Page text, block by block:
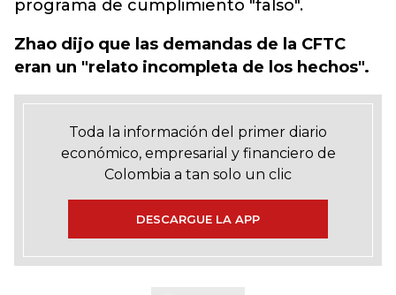
programa de cumplimiento "falso".
Zhao dijo que las demandas de la CFTC
eran un "relato incompleta de los hechos".
Toda la información del primer diario
económico, empresarial y financiero de
Colombia a tan solo un clic
DESCARGUE LA APP